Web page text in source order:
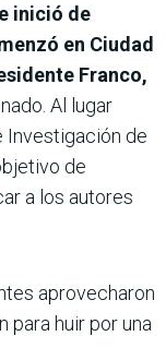
inició de
en Ciudad
Franco,
Al lugar
Investigación de
de
a los autores
aprovecharon
para huir por una